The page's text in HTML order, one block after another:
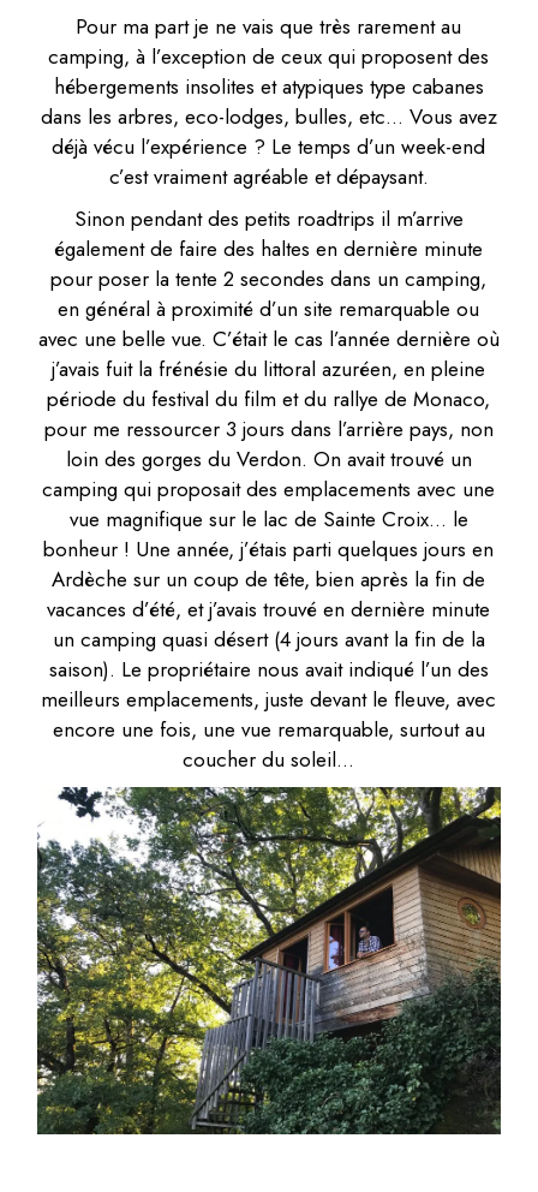
Pour ma part je ne vais que très rarement au
camping, à l’exception de ceux qui proposent des
hébergements insolites et atypiques type cabanes
dans les arbres, eco-lodges, bulles, etc… Vous avez
déjà vécu l’expérience ? Le temps d’un week-end
c’est vraiment agréable et dépaysant.
Sinon pendant des petits roadtrips il m’arrive
également de faire des haltes en dernière minute
pour poser la tente 2 secondes dans un camping,
en général à proximité d’un site remarquable ou
avec une belle vue. C’était le cas l’année dernière où
j’avais fuit la frénésie du littoral azuréen, en pleine
période du festival du film et du rallye de Monaco,
pour me ressourcer 3 jours dans l’arrière pays, non
loin des gorges du Verdon. On avait trouvé un
camping qui proposait des emplacements avec une
vue magnifique sur le lac de Sainte Croix… le
bonheur ! Une année, j’étais parti quelques jours en
Ardèche sur un coup de tête, bien après la fin de
vacances d’été, et j’avais trouvé en dernière minute
un camping quasi désert (4 jours avant la fin de la
saison). Le propriétaire nous avait indiqué l’un des
meilleurs emplacements, juste devant le fleuve, avec
encore une fois, une vue remarquable, surtout au
coucher du soleil…